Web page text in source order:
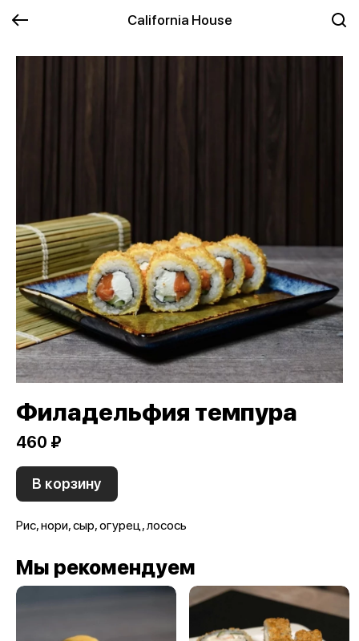
California House
Филадельфия темпура
460 ₽
В корзину
Рис, нори, сыр, огурец, лосось
Мы рекомендуем